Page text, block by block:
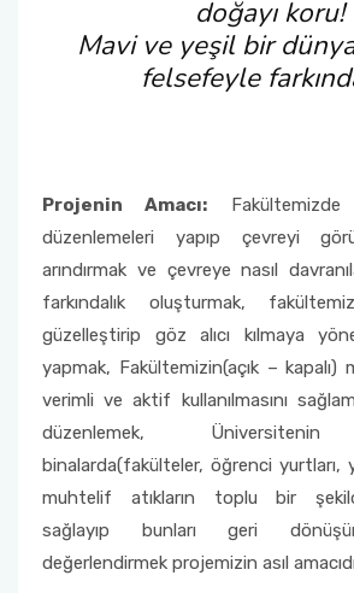
doğayı koru!
Mavi ve yeşil bir
felsefeyle
Projenin Amacı: Fakültemizde
düzenlemeleri yapıp çevreyi
arındırmak ve çevreye nasıl
farkındalık oluşturmak,
güzelleştirip göz alıcı kılmaya
yapmak, Fakültemizin(açık – kapalı)
verimli ve aktif kullanılmasını
düzenlemek, Üniversitenin
binalarda(fakülteler, öğrenci yurtları,
muhtelif atıkların toplu bir
sağlayıp bunları geri
değerlendirmek projemizin asıl
Yatay Geçiş Komisyonu